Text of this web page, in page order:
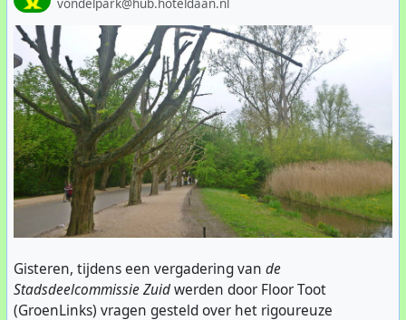
vondelpark@hub.hoteldaan.nl
Gisteren, tijdens een vergadering van de
Stadsdeelcommissie Zuidwerden door Floor Toot
(GroenLinks) vragen gesteld over het rigoureuze